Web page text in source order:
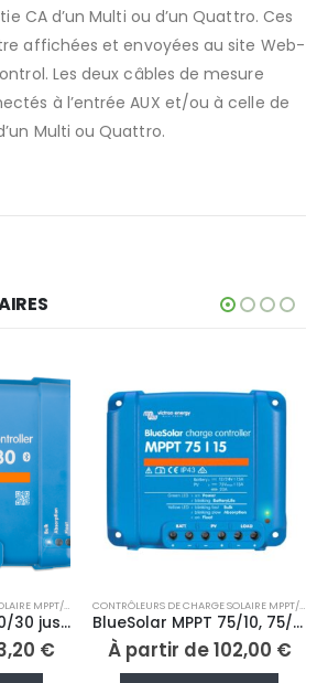
CA d’un Multi ou d’un Quattro. Ces
affichées et envoyées au site Web-
Les deux câbles de mesure
à l’entrée AUX et/ou à celle de
Multi ou Quattro.
CONTRÔLEURS DE CHARGE SOLAIRE MPPT/PWM ,VICTRON ENERGY
BlueSolar MPPT 75/10, 75/15
102,00
Ce produit a plusieurs variations. Les options peuvent être choisies sur la page du produit
AUTOTRANSFORMATEURS,VICTRON ENERGY
Auto-transformateurs
À partir de577,20